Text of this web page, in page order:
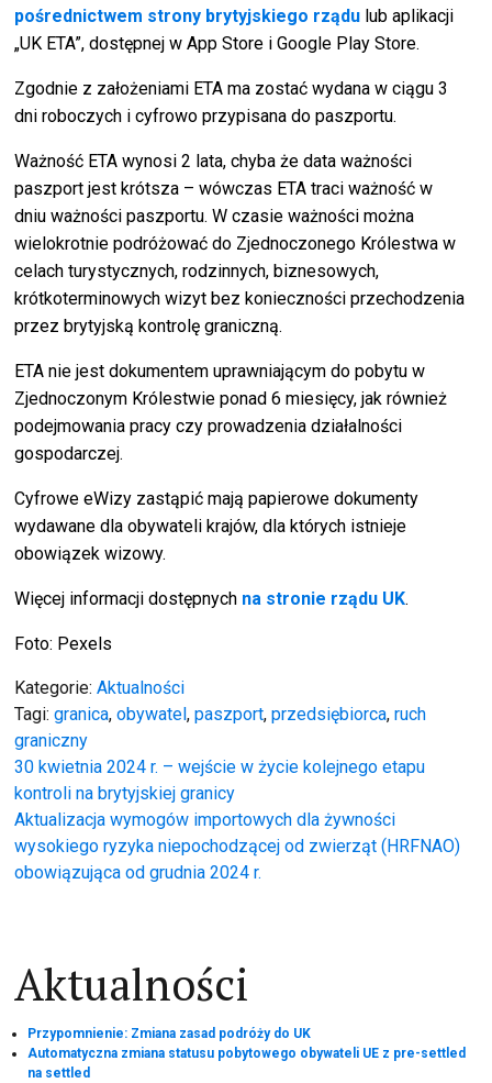
pośrednictwem strony brytyjskiego rządu lub aplikacji
„UK ETA”, dostępnej w App Store i Google Play Store.
Zgodnie z założeniami ETA ma zostać wydana w ciągu 3
dni roboczych i cyfrowo przypisana do paszportu.
Ważność ETA wynosi 2 lata, chyba że data ważności
paszport jest krótsza – wówczas ETA traci ważność w
dniu ważności paszportu. W czasie ważności można
wielokrotnie podróżować do Zjednoczonego Królestwa w
celach turystycznych, rodzinnych, biznesowych,
krótkoterminowych wizyt bez konieczności przechodzenia
przez brytyjską kontrolę graniczną.
ETA nie jest dokumentem uprawniającym do pobytu w
Zjednoczonym Królestwie ponad 6 miesięcy, jak również
podejmowania pracy czy prowadzenia działalności
gospodarczej.
Cyfrowe eWizy zastąpić mają papierowe dokumenty
wydawane dla obywateli krajów, dla których istnieje
obowiązek wizowy.
Więcej informacji dostępnych na stronie rządu UK.
Foto: Pexels
Kategorie:Aktualności
Tagi:granica,obywatel,paszport,przedsiębiorca,ruch
graniczny
Nawigacja
wpisu
30 kwietnia 2024 r. – wejście w życie kolejnego etapu
kontroli na brytyjskiej granicy
Aktualizacja wymogów importowych dla żywności
wysokiego ryzyka niepochodzącej od zwierząt (HRFNAO)
obowiązująca od grudnia 2024 r.
Aktualności
Przypomnienie: Zmiana zasad podróży do UK
Automatyczna zmiana statusu pobytowego obywateli UE z pre-settled
na settled